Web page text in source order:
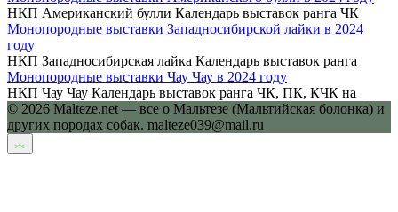
НКП Американский булли Календарь выставок ранга ЧК
Монопородные выставки Западносибирской лайки в 2024
году
НКП Западносибирская лайка Календарь выставок ранга
Монопородные выставки Чау Чау в 2024 году
НКП Чау Чау Календарь выставок ранга ЧК, ПК, КЧК на
© 2026 Malteze.net — все о Мальтезе (Мальтийская болонка) и
других породах собак. malteze039@mail.ru